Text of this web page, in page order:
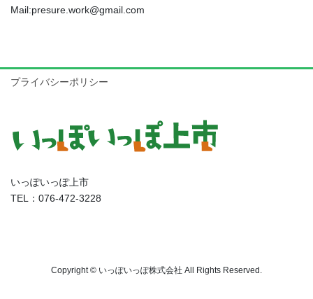
Mail:presure.work@gmail.com
プライバシーポリシー
いっぽいっぽ上市
TEL：076-472-3228
Copyright © いっぽいっぽ株式会社 All Rights Reserved.